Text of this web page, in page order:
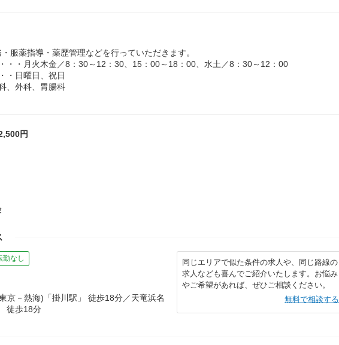
服薬指導・薬歴管理などを行っていただきます。
・・月火木金／8：30～12：30、15：00～18：00、水土／8：30～12：00
・日曜日、祝日
、外科、胃腸科
円
勤なし
京－熱海)「掛川駅」 徒歩18分／天竜浜名
徒歩18分
同じエリアで似た条件の求人や、同じ路線の
求人なども喜んでご紹介いたします。お悩み
やご希望があれば、ぜひご相談ください。
無料で相談する